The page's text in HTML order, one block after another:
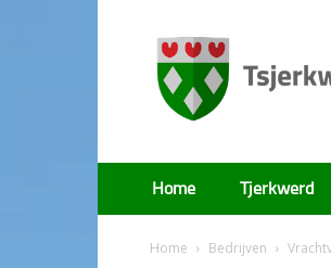
Tsjerkwert
Home Tjerkwerd
Home Bedrijven